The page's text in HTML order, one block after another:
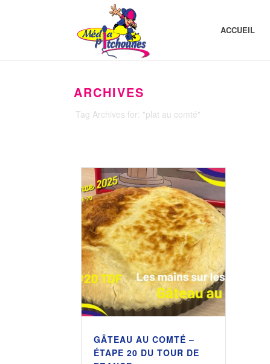
ACCUEIL
ARCHIVES
Tag Archives for: "plat au comté"
GÂTEAU AU COMTÉ –
ÉTAPE 20 DU TOUR DE